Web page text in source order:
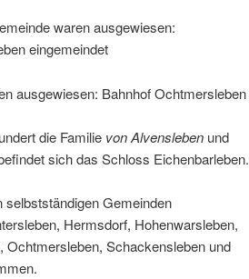
waren ausgewiesen:
eingemeindet
ausgewiesen: Bahnhof Ochtmersleben
die Familie von Alvensleben und
sich das Schloss Eichenbarleben.
Gemeinden
Hermsdorf, Hohenwarsleben,
Ochtmersleben, Schackensleben und